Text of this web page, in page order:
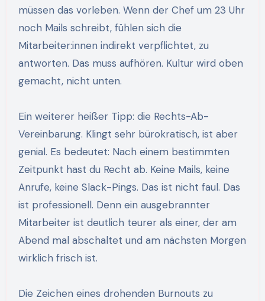
müssen das vorleben. Wenn der Chef um 23 Uhr
noch Mails schreibt, fühlen sich die
Mitarbeiter:innen indirekt verpflichtet, zu
antworten. Das muss aufhören. Kultur wird oben
gemacht, nicht unten.
Ein weiterer heißer Tipp: die Rechts-Ab-
Vereinbarung. Klingt sehr bürokratisch, ist aber
genial. Es bedeutet: Nach einem bestimmten
Zeitpunkt hast du Recht ab. Keine Mails, keine
Anrufe, keine Slack-Pings. Das ist nicht faul. Das
ist professionell. Denn ein ausgebrannter
Mitarbeiter ist deutlich teurer als einer, der am
Abend mal abschaltet und am nächsten Morgen
wirklich frisch ist.
Die Zeichen eines drohenden Burnouts zu